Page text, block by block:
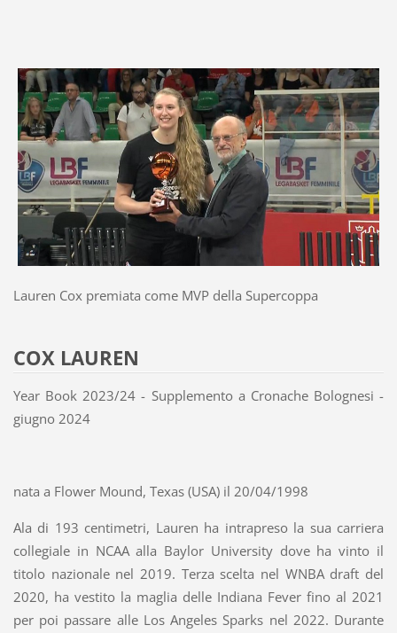
Lauren Cox premiata come MVP della Supercoppa
COX LAUREN
Year Book 2023/24 - Supplemento a Cronache Bolognesi -
giugno 2024
nata a Flower Mound, Texas (USA) il 20/04/1998
Ala di 193 centimetri, Lauren ha intrapreso la sua carriera
collegiale in NCAA alla Baylor University dove ha vinto il
titolo nazionale nel 2019. Terza scelta nel WNBA draft del
2020, ha vestito la maglia delle Indiana Fever fino al 2021
per poi passare alle Los Angeles Sparks nel 2022. Durante